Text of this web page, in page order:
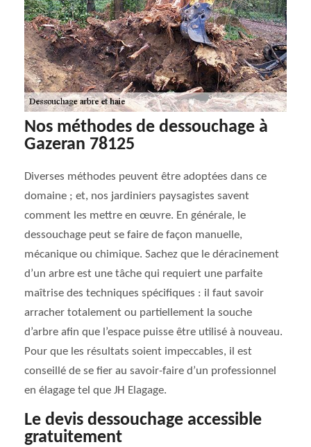
Nos méthodes de dessouchage à
Gazeran 78125
Diverses méthodes peuvent être adoptées dans ce
domaine ; et, nos jardiniers paysagistes savent
comment les mettre en œuvre. En générale, le
dessouchage peut se faire de façon manuelle,
mécanique ou chimique. Sachez que le déracinement
d’un arbre est une tâche qui requiert une parfaite
maîtrise des techniques spécifiques : il faut savoir
arracher totalement ou partiellement la souche
d’arbre afin que l’espace puisse être utilisé à nouveau.
Pour que les résultats soient impeccables, il est
conseillé de se fier au savoir-faire d’un professionnel
en élagage tel que JH Elagage.
Le devis dessouchage accessible
gratuitement